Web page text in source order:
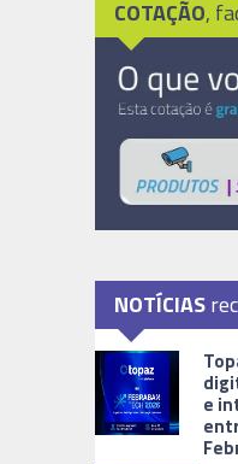
COTAÇÃO,
NOTÍCIAS
e